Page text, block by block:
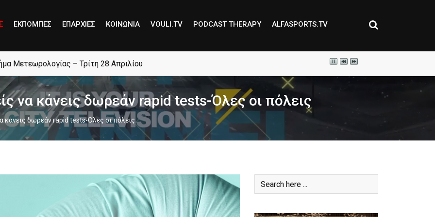
ΕΚΠΟΜΠΕΣ ΕΠΑΡΧΙΕΣ ΚΟΙΝΩΝΙΑ VOULI.TV PODCAST THERAPY ALFASPORTS.TV
Μετεωρολογίας – Τρίτη 28 Απριλίου
να κάνεις δωρεάν rapid tests-Όλες οι πόλεις
κάνεις δωρεάν rapid tests-Όλες οι πόλεις